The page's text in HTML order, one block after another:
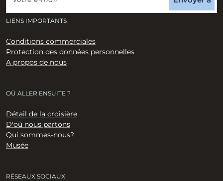
LIENS IMPORTANTS
Conditions commerciales
Protection des données personnelles
A propos de nous
OÙ ALLER ENSUITE ?
Détail de la croisière
D'où nous partons
Qui sommes-nous?
Musée
RÉSEAUX SOCIAUX